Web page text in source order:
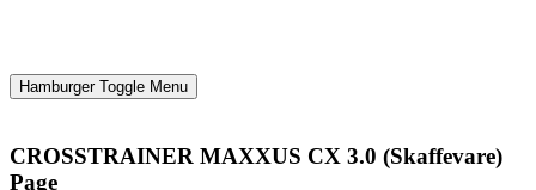
Hamburger Toggle Menu
CROSSTRAINER MAXXUS CX 3.0 (Skaffevare)
Page